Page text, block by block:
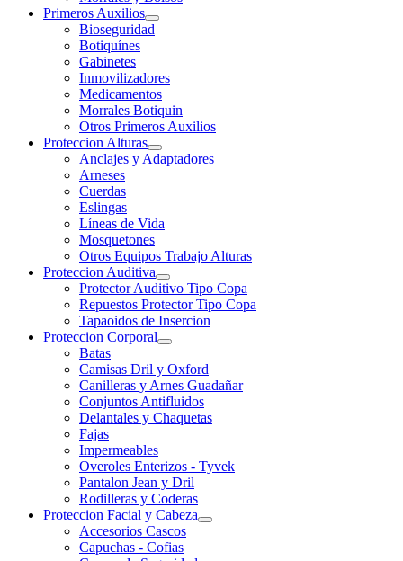
Primeros Auxilios
Bioseguridad
Botiquínes
Gabinetes
Inmovilizadores
Medicamentos
Morrales Botiquin
Otros Primeros Auxilios
Proteccion Alturas
Anclajes y Adaptadores
Arneses
Cuerdas
Eslingas
Líneas de Vida
Mosquetones
Otros Equipos Trabajo Alturas
Proteccion Auditiva
Protector Auditivo Tipo Copa
Repuestos Protector Tipo Copa
Tapaoidos de Insercion
Proteccion Corporal
Batas
Camisas Dril y Oxford
Canilleras y Arnes Guadañar
Conjuntos Antifluidos
Delantales y Chaquetas
Fajas
Impermeables
Overoles Enterizos - Tyvek
Pantalon Jean y Dril
Rodilleras y Coderas
Proteccion Facial y Cabeza
Accesorios Cascos
Capuchas - Cofias